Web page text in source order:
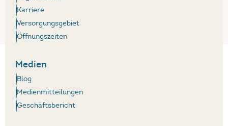
Karriere
Versorgungsgebiet
Öffnungszeiten
Medien
Blog
Medienmitteilungen
Geschäftsbericht